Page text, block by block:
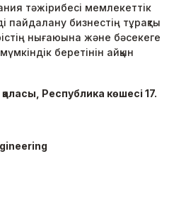
тәжірибесі мемлекеттік
пайдалану бизнестің тұрақты
нығаюына және бәсекеге
беретінін айқын
Республика көшесі 17.